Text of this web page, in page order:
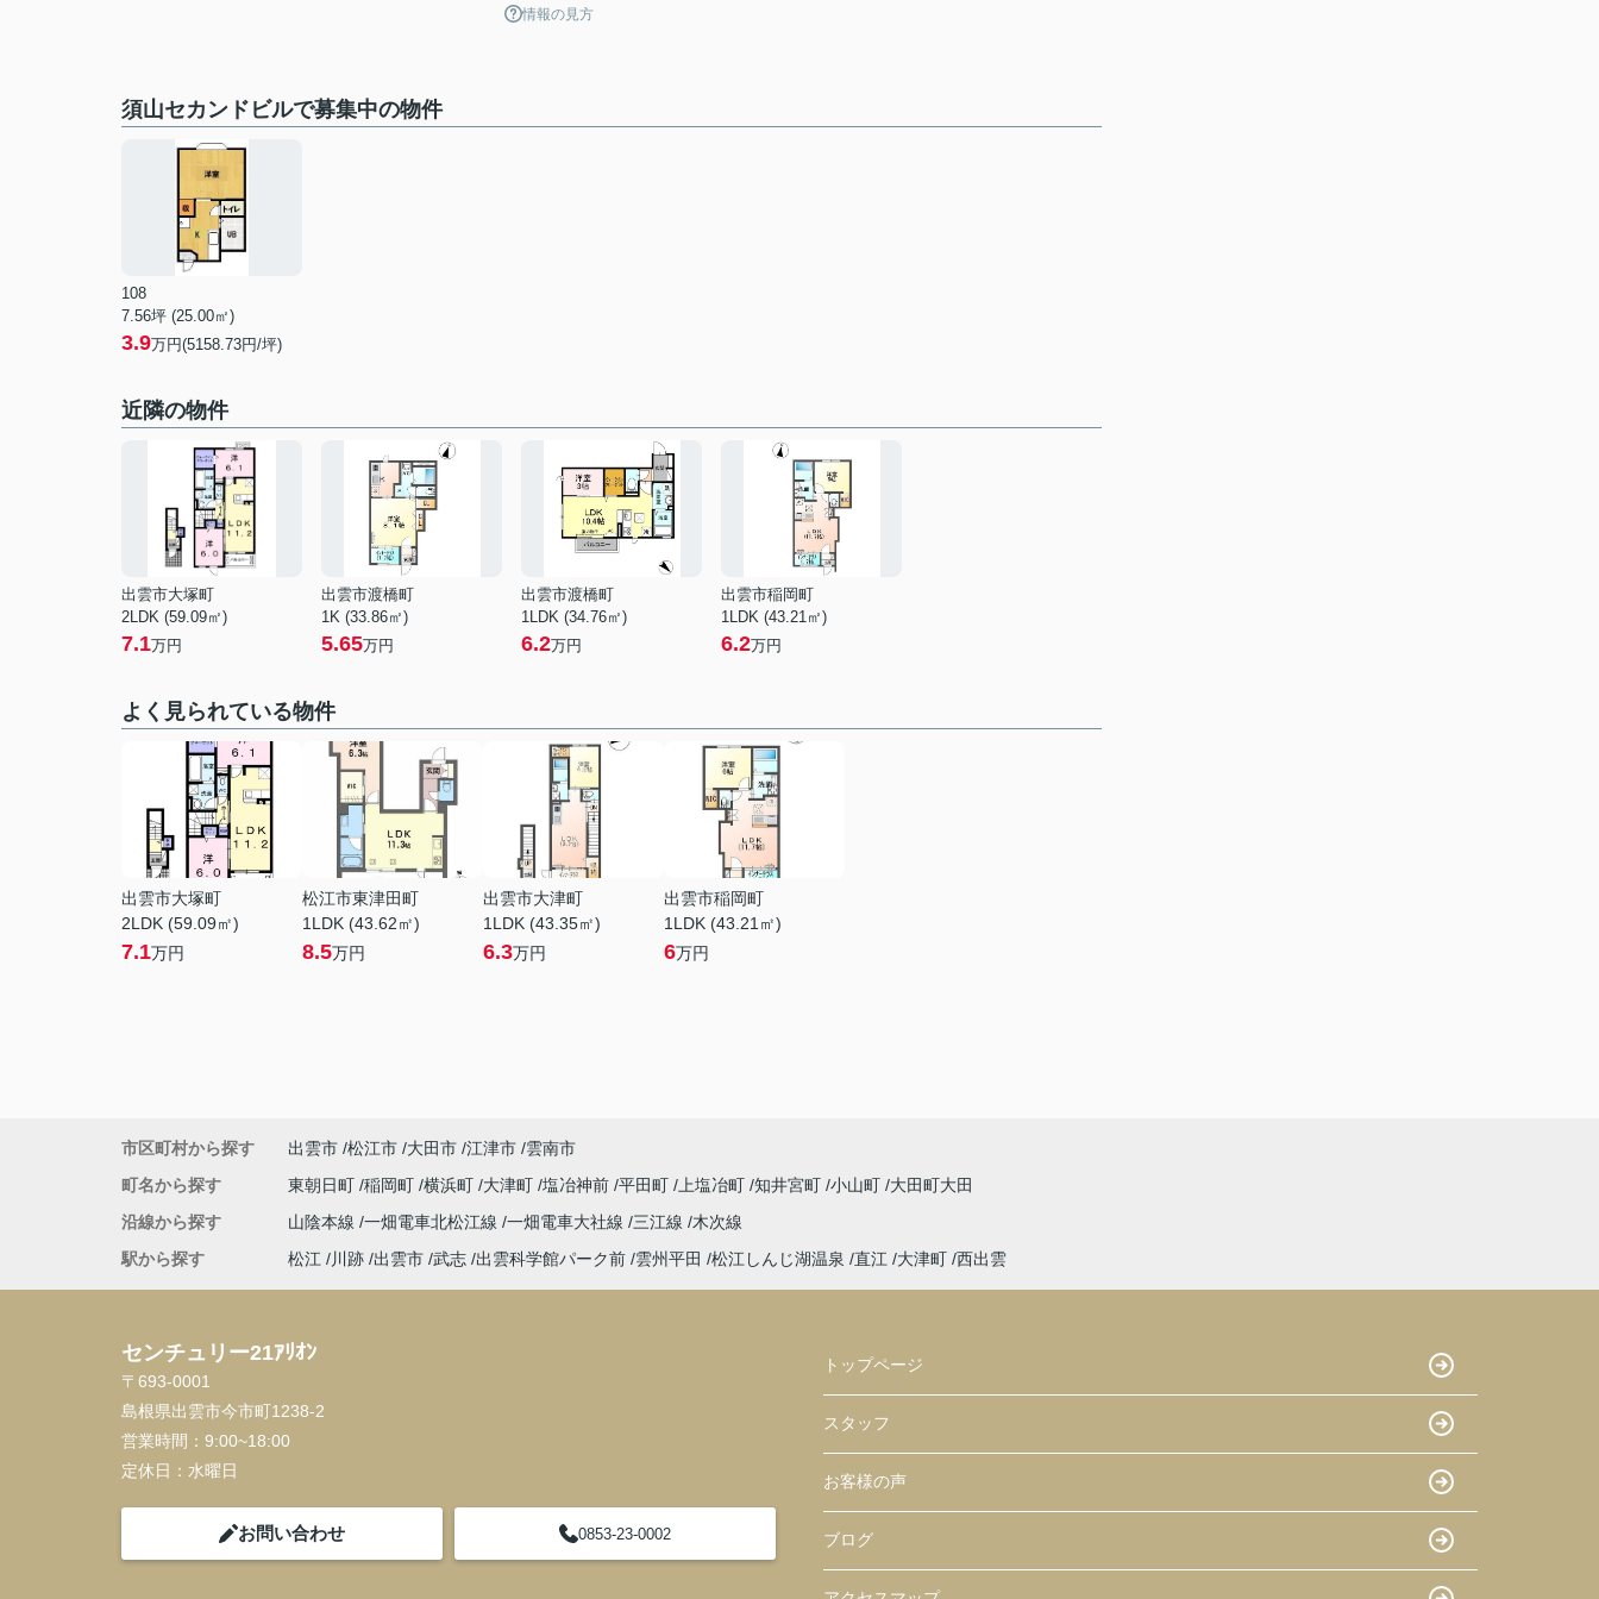
情報の見方
須山セカンドビルで募集中の物件
108
7.56坪 (25.00㎡)
3.9万円(5158.73円/坪)
近隣の物件
出雲市大塚町
2LDK (59.09㎡)
7.1万円
出雲市渡橋町
1K (33.86㎡)
5.65万円
出雲市渡橋町
1LDK (34.76㎡)
6.2万円
出雲市稲岡町
1LDK (43.21㎡)
6.2万円
よく見られている物件
出雲市大塚町
2LDK (59.09㎡)
7.1万円
松江市東津田町
1LDK (43.62㎡)
8.5万円
出雲市大津町
1LDK (43.35㎡)
6.3万円
出雲市稲岡町
1LDK (43.21㎡)
6万円
市区町村から探す 出雲市 松江市 大田市 江津市 雲南市
町名から探す
東朝日町 稲岡町 横浜町 大津町 塩冶神前 平田町 上塩冶町 知井宮町 小山町 大田町大田
沿線から探す
山陰本線 一畑電車北松江線 一畑電車大社線 三江線
木次線
駅から探す
松江 川跡 出雲市 武志 出雲科学館パーク前 雲州平田 松江しんじ湖温泉 直江 大津町 西出雲
センチュリー21ｱﾘｵﾝ
〒693-0001
島根県出雲市今市町1238-2
営業時間： 9:00~18:00
定休日： 水曜日
お問い合わせ 0853-23-0002
トップページ
スタッフ
お客様の声
ブログ